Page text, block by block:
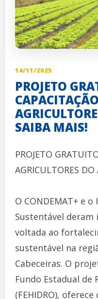
14/11/2025
PROJETO
SAIBA MAIS!
PROJETO
AGRICULTORES DO
O CONDEMAT+ e
Sustentável deram
voltada ao
sustentável na
Cabeceiras. O
Fundo Estadual de
(FEHIDRO),